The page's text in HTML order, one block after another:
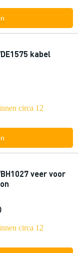
kabel
circa 12
veer voor
circa 12